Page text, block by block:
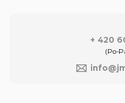
+ 420
(Po-